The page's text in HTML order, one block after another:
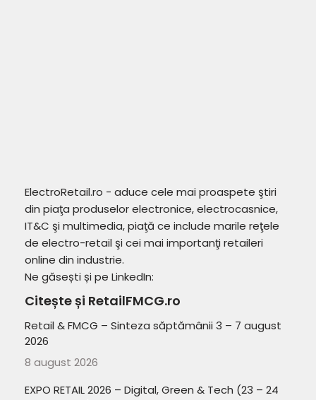
ElectroRetail.ro - aduce cele mai proaspete ştiri
din piaţa produselor electronice, electrocasnice,
IT&C şi multimedia, piaţă ce include marile reţele
de electro-retail şi cei mai importanţi retaileri
online din industrie.
Ne găsești și pe LinkedIn:
Citește și RetailFMCG.ro
Retail & FMCG – Sinteza săptămânii 3 – 7 august
2026
8 august 2026
EXPO RETAIL 2026 – Digital, Green & Tech (23 – 24